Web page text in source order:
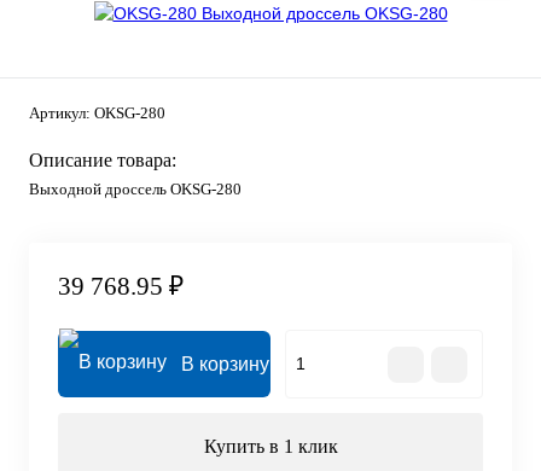
Артикул: OKSG-280
Описание товара:
Выходной дроссель OKSG-280
39 768.95 ₽
В корзину
Купить в 1 клик